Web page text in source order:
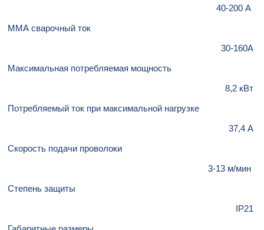
40-200 А
ММА сварочный ток
30-160А
Максимальная потребляемая мощность
8,2 кВт
Потребляемый ток при максимальной нагрузке
37,4 А
Скорость подачи проволоки
3-13 м/мин
Степень защиты
IP21